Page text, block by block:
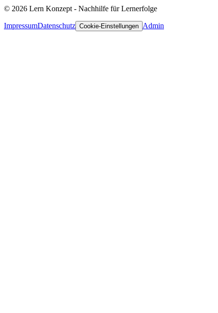
© 2026 Lern Konzept - Nachhilfe für Lernerfolge
ImpressumDatenschutz Cookie-Einstellungen Admin